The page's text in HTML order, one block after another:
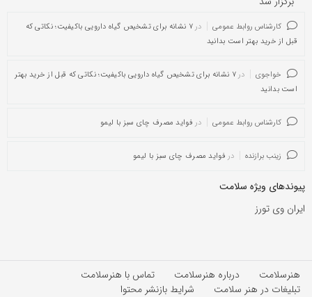
کارشناس روابط عمومی در
۷ نشانه برای تشخیص گیاه دارویی باکیفیت؛ نکاتی که
قبل از خرید بهتر است بدانید
خواجوی در
۷ نشانه برای تشخیص گیاه دارویی باکیفیت؛ نکاتی که قبل از خرید بهتر
است بدانید
کارشناس روابط عمومی در فواید مصرف چای سبز با لیمو
زینب برازنده در فواید مصرف چای سبز با لیمو
پیوندهای ویژه سلامت
ایران وی تورز
هنرسلامت درباره هنرسلامت
تماس با هنرسلامت
تبلیغات در هنر سلامت
شرایط بازنشر محتوا